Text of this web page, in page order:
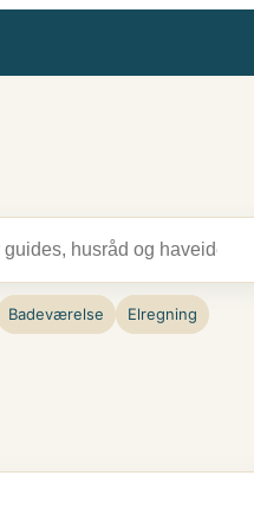
Badeværelse Elregning